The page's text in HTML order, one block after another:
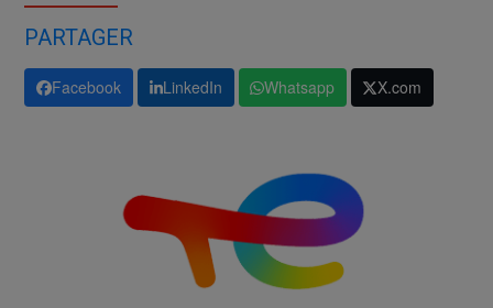
PARTAGER
Facebook LinkedIn Whatsapp X.com